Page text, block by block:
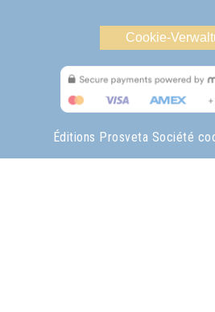
Cookie-
Éditions Prosveta Société